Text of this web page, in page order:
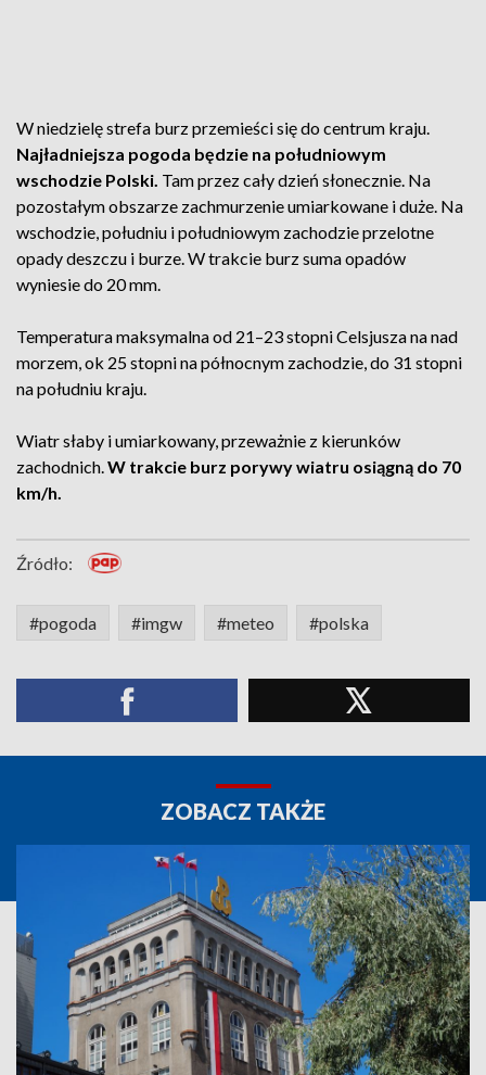
W niedzielę strefa burz przemieści się do centrum kraju.
Najładniejsza pogoda będzie na południowym
wschodzie Polski. Tam przez cały dzień słonecznie. Na
pozostałym obszarze zachmurzenie umiarkowane i duże. Na
wschodzie, południu i południowym zachodzie przelotne
opady deszczu i burze. W trakcie burz suma opadów
wyniesie do 20 mm.
Temperatura maksymalna od 21–23 stopni Celsjusza na nad
morzem, ok 25 stopni na północnym zachodzie, do 31 stopni
na południu kraju.
Wiatr słaby i umiarkowany, przeważnie z kierunków
zachodnich.W trakcie burz porywy wiatru osiągną do 70
km/h.
Źródło:
#pogoda #imgw #meteo #polska
ZOBACZ TAKŻE